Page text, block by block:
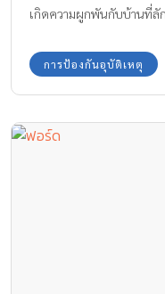
เกิดความผูกพันกับบ้านที่ลั
อุทาหรณ์ให้กับครอบครัวอื่น
ยายเลี้ยง แต่ไม่ค่อยมาหาลู
การป้องกันอุบัติเหตุ